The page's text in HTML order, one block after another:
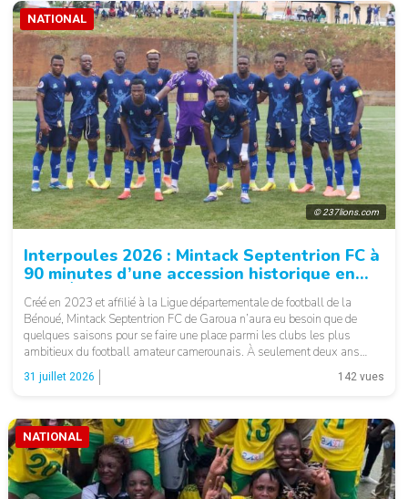
© 237lions.com
NATIONAL
Interpoules 2026 : Mintack Septentrion FC à
90 minutes d’une accession historique en
MTN Élite Two
Créé en 2023 et affilié à la Ligue départementale de football de la
Bénoué, Mintack Septentrion FC de Garoua n’aura eu besoin que de
quelques saisons pour se faire une place parmi les clubs les plus
ambitieux du football amateur camerounais. À seulement deux ans
d’existence, la formation nordiste est désormais à un match d’écrire […]
31 juillet 2026 142 vues
NATIONAL